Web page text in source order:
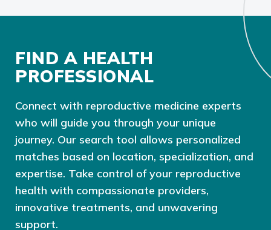
FIND A HEALTH
PROFESSIONAL
Connect with reproductive medicine experts
who will guide you through your unique
journey. Our search tool allows personalized
matches based on location, specialization, and
expertise. Take control of your reproductive
health with compassionate providers,
innovative treatments, and unwavering
support.